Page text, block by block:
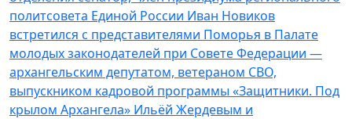
политсовета Единой России Иван Новиков
встретился с представителями Поморья в Палате
молодых законодателей при Совете Федерации —
архангельским депутатом, ветераном СВО,
выпускником кадровой программы «Защитники. Под
крылом Архангела» Ильёй Жердевым и